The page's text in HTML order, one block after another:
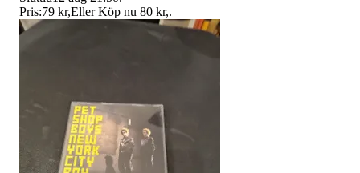
Pris:79 kr,Eller Köp nu 80 kr,.